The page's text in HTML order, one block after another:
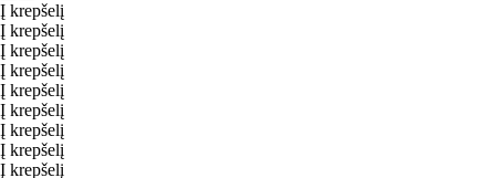
Į krepšelį
Į krepšelį
Į krepšelį
Į krepšelį
Į krepšelį
Į krepšelį
Į krepšelį
Į krepšelį
Į krepšelį